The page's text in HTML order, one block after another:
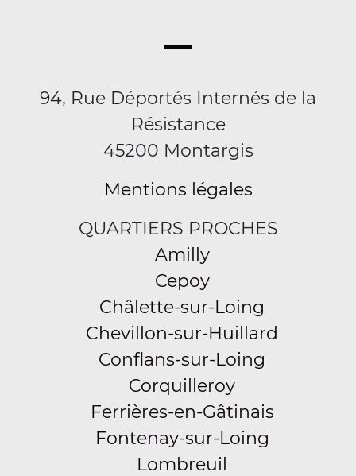
94, Rue Déportés Internés de la
Résistance
45200 Montargis
Mentions légales
QUARTIERS PROCHES
Amilly
Cepoy
Châlette-sur-Loing
Chevillon-sur-Huillard
Conflans-sur-Loing
Corquilleroy
Ferrières-en-Gâtinais
Fontenay-sur-Loing
Lombreuil